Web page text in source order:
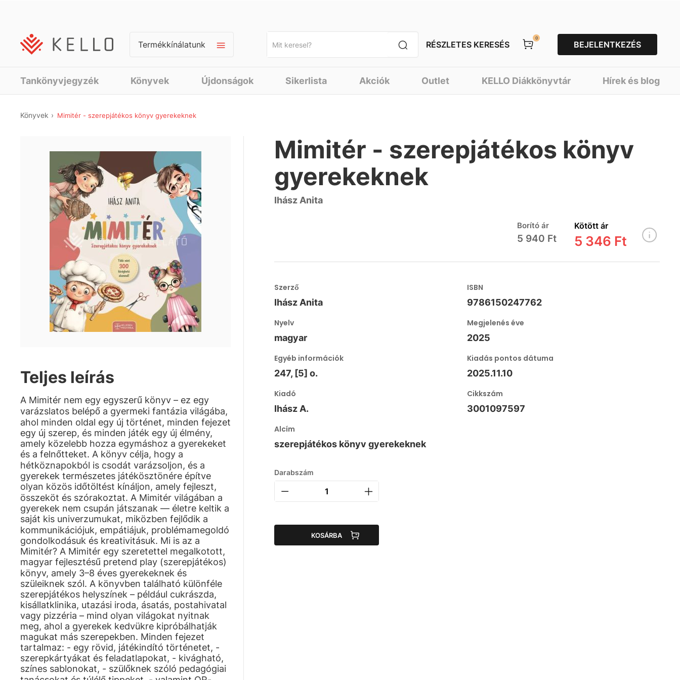
Termékkínálatunk RÉSZLETES KERESÉS
0
BEJELENTKEZÉS
Tankönyvjegyzék Könyvek Újdonságok Sikerlista Akciók Outlet KELLO Diákkönyvtár Hírek és blog
Könyvek Mimitér - szerepjátékos könyv gyerekeknek
Teljes leírás
A Mimitér nem egy egyszerű könyv – ez egy
varázslatos belépő a gyermeki fantázia világába,
ahol minden oldal egy új történet, minden fejezet
egy új szerep, és minden játék egy új élmény,
amely közelebb hozza egymáshoz a gyerekeket
és a felnőtteket. A könyv célja, hogy a
hétköznapokból is csodát varázsoljon, és a
gyerekek természetes játékösztönére építve
olyan közös időtöltést kínáljon, amely fejleszt,
összeköt és szórakoztat. A Mimitér világában a
gyerekek nem csupán játszanak — életre keltik a
saját kis univerzumukat, miközben fejlődik a
kommunikációjuk, empátiájuk, problémamegoldó
gondolkodásuk és kreativitásuk. Mi is az a
Mimitér? A Mimitér egy szeretettel megalkotott,
magyar fejlesztésű pretend play (szerepjátékos)
könyv, amely 3–8 éves gyerekeknek és
szüleiknek szól. A könyvben található különféle
szerepjátékos helyszínek – például cukrászda,
kisállatklinika, utazási iroda, ásatás, postahivatal
vagy pizzéria – mind olyan világokat nyitnak
meg, ahol a gyerekek kedvükre kipróbálhatják
magukat más szerepekben. Minden fejezet
tartalmaz: - egy rövid, játékindító történetet, -
szerepkártyákat és feladatlapokat, - kivágható,
színes sablonokat, - szülőknek szóló pedagógiai
Mimitér - szerepjátékos könyv
gyerekeknek
Ihász Anita
Borító ár
5 940 Ft
Kötött ár
5 346 Ft
Szerző
Ihász Anita
ISBN
9786150247762
Nyelv
magyar
Megjelenés éve
2025
Egyéb információk
247, [5] o.
Kiadás pontos dátuma
2025.11.10
Kiadó
Ihász A.
Cikkszám
3001097597
Alcím
szerepjátékos könyv gyerekeknek
Darabszám
KOSÁRBA